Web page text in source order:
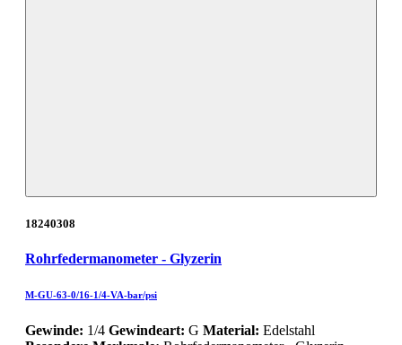
18240308
Rohrfedermanometer - Glyzerin
M-GU-63-0/16-1/4-VA-bar/psi
Gewinde: 1/4 Gewindeart: G Material: Edelstahl